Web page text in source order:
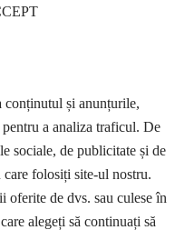
conținutul și anunțurile,
a analiza traficul. De
sociale, de publicitate și de
folosiți site-ul nostru.
oferite de dvs. sau culese în
alegeți să continuați să